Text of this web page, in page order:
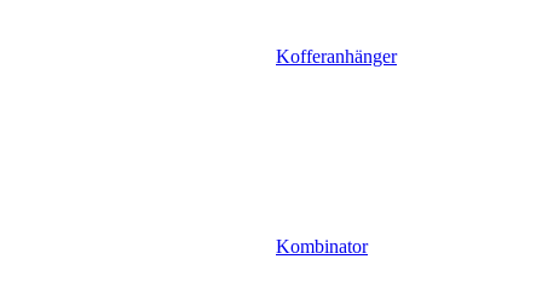
Kofferanhänger
Kombinator